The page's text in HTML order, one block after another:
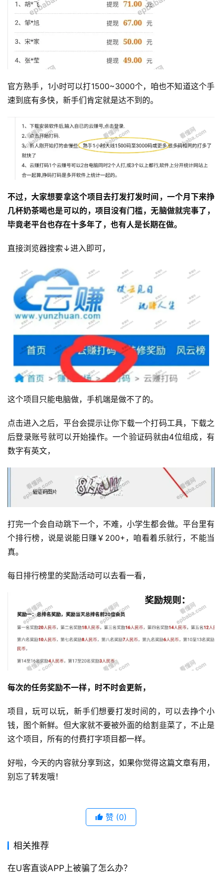
产
品
官方熟手，1小时可以打1500~3000个，咱也不知道这个手
速到底有多快，新手们肯定就是达不到的。
不过，大家想要拿这个项目去打发打发时间，一个月下来挣
几杯奶茶喝也是可以的，项目没有门槛，无脑做就完事了，
毕竟老平台也存在十多年了，也有人是长期在做。
直接浏览器搜索↓进入即可，
这个项目只能电脑做，手机端是做不了的。
点击进入之后，平台会提示让你下载一个打码工具，下载之
后登录账号就可以开始操作。一个验证码就由4位组成，有
数字有英文，
打完一个会自动跳下一个，不难，小学生都会做。平台里有
个排行榜，说是说能日赚￥200+，咱看着乐就行，不能当
真。
每日排行榜里的奖励活动可以去看一看，
每次的任务奖励不一样，时不时会更新，
项目，玩可以玩，新手们想要打发时间的，可以去挣个小
钱，图个新鲜。但大家就不要被外面的给割韭菜了，不止是
这个项目，所有的付费打字项目都一样。
好啦，今天的内容就分享到这，如果你觉得这篇文章有用，
别忘了转发哦！
赞 (0)
相关推荐
在U客直谈APP上被骗了怎么办？